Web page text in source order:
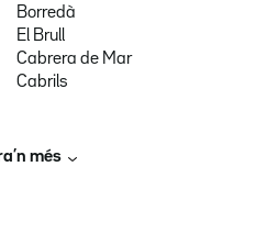
Borredà
El Brull
Cabrera de Mar
Cabrils
més